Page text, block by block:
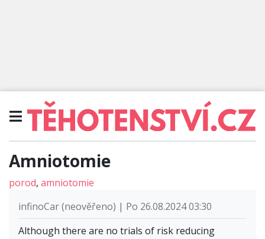
Amniotomie
porod, amniotomie
infinoCar (neověřeno) | Po 26.08.2024 03:30
Although there are no trials of risk reducing